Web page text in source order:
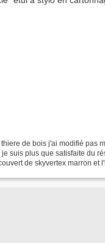
de bois j'ai modifié pas
suis plus que satisfaite du
de skyvertex marron et